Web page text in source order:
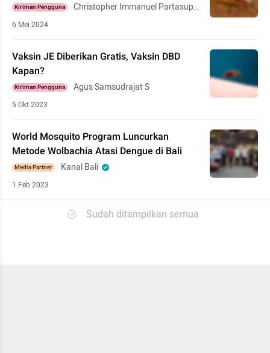
Kiriman Pengguna
Christopher Immanuel Partasupe
6 Mei 2024
Vaksin JE Diberikan Gratis, Vaksin DBD
Kapan?
Kiriman Pengguna Agus Samsudrajat S
5 Okt 2023
World Mosquito Program Luncurkan
Metode Wolbachia Atasi Dengue di Bali
Media Partner Kanal Bali
1 Feb 2023
Sudah ditampilkan semua